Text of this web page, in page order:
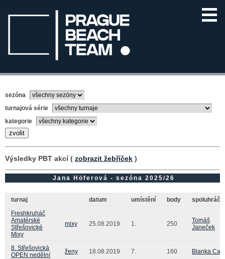
sezóna
turnajová série
kategorie
Výsledky PBT akcí ( zobrazit žebříček )
Jana Höferová - sezóna 2025/26
turnaj datum umístění body
Freshkruháč
Amatérské
Střešovické
Mixy
mixy 25.08.2019 1. 250
Tomáš
Janeček
8. Střešovická
OPEN nedělní
ženy 18.08.2019 7. 160 Blanka